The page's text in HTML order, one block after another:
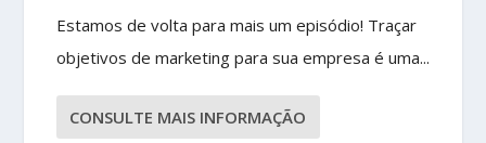
Estamos de volta para mais um episódio! Traçar
objetivos de marketing para sua empresa é uma...
CONSULTE MAIS INFORMAÇÃO